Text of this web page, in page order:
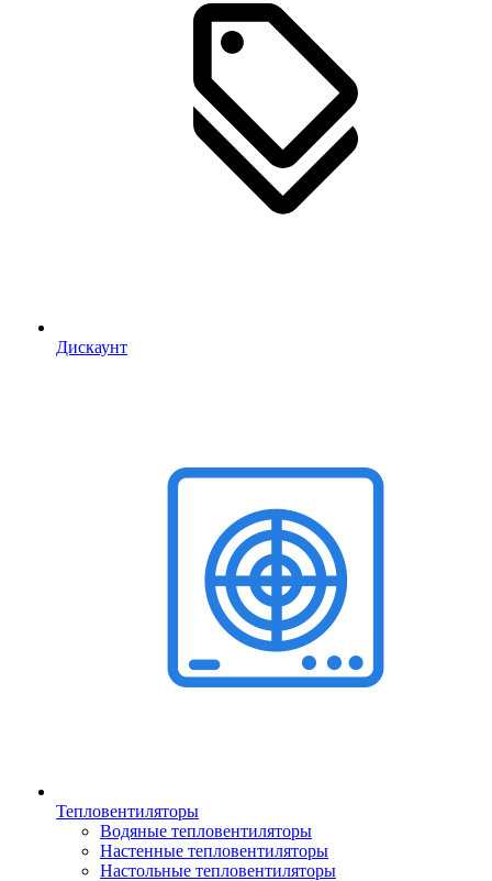
Дискаунт
Тепловентиляторы
Водяные тепловентиляторы
Настенные тепловентиляторы
Настольные тепловентиляторы